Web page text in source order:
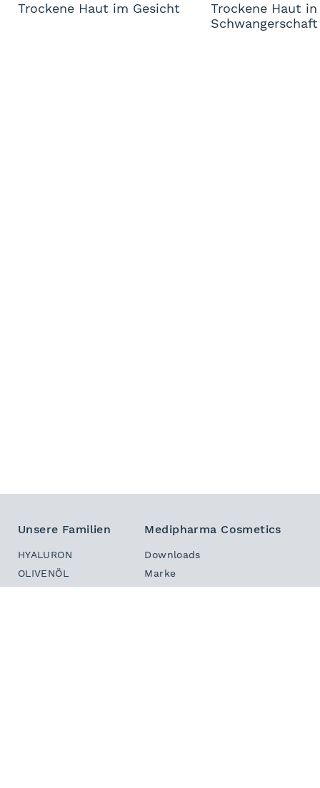
Trockene Haut im Gesicht
Trockene Haut
Schwangerschaft
Unsere Familien
HYALURON
OLIVENÖL
Medipharma Cosmetics
Downloads
Marke